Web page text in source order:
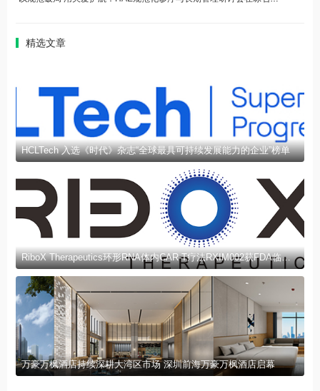
精选文章
HCLTech 入选《时代》杂志“全球最具可持续发展能力的企业”榜单
RiboX Therapeutics环形RNA体内CAR-T疗法RXIM002获FDA临床试验许可
万豪万枫酒店持续深耕大湾区市场 深圳前海万豪万枫酒店启幕